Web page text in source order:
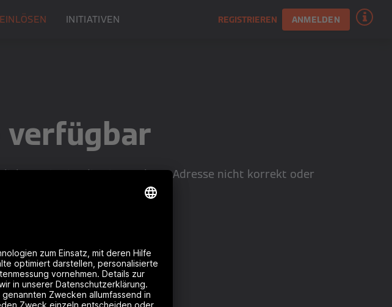
REGISTRIEREN ANMELDEN
INITIATIVEN
verfügbar
ist die eingegebene Adresse nicht korrekt oder